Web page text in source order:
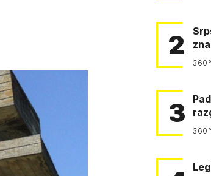
2
360°
3
360°